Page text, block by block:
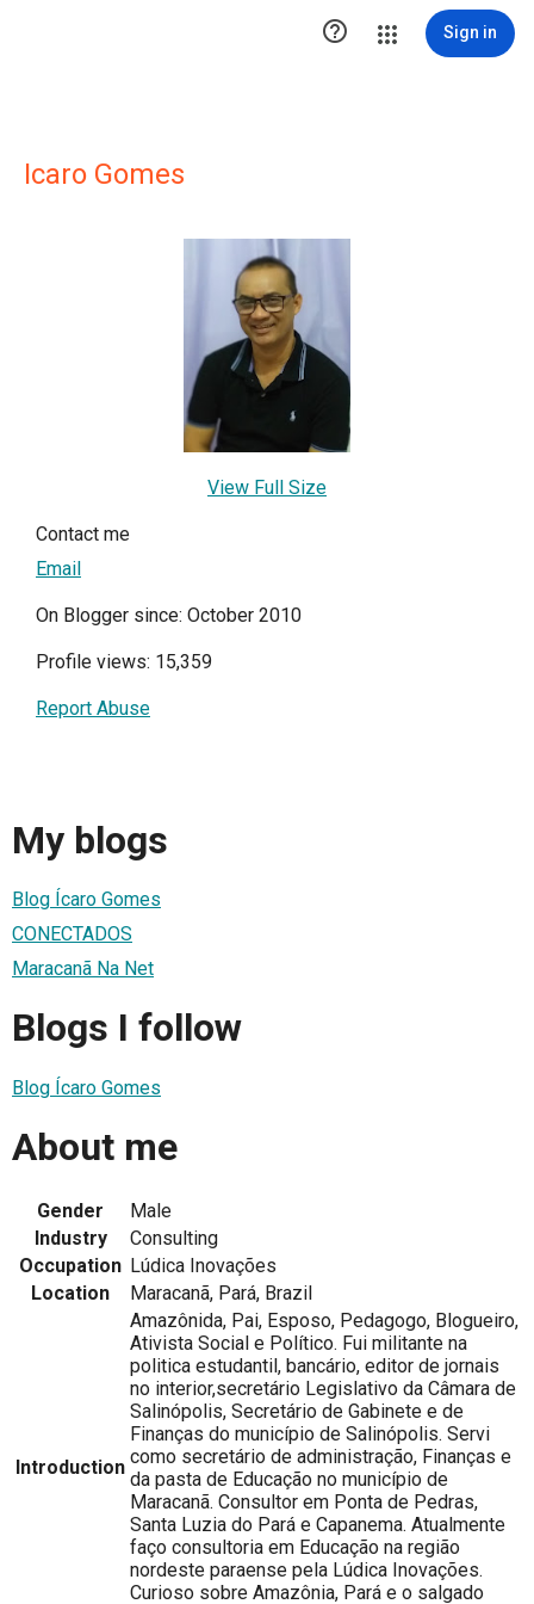
 Sign in
Icaro Gomes
View Full Size
Contact me
Email
On Blogger since: October 2010
Profile views: 15,359
Report Abuse
My blogs
Blog Ícaro Gomes
CONECTADOS
Maracanã Na Net
Blogs I follow
Blog Ícaro Gomes
About me
Gender
Male
Industry
Consulting
Occupation Lúdica Inovações
Location
Maracanã, Pará, Brazil
Introduction
Amazônida, Pai, Esposo, Pedagogo, Blogueiro,
Ativista Social e Político. Fui militante na
politica estudantil, bancário, editor de jornais
no interior,secretário Legislativo da Câmara de
Salinópolis, Secretário de Gabinete e de
Finanças do município de Salinópolis. Servi
como secretário de administração, Finanças e
da pasta de Educação no município de
Maracanã. Consultor em Ponta de Pedras,
Santa Luzia do Pará e Capanema. Atualmente
faço consultoria em Educação na região
nordeste paraense pela Lúdica Inovações.
Curioso sobre Amazônia, Pará e o salgado